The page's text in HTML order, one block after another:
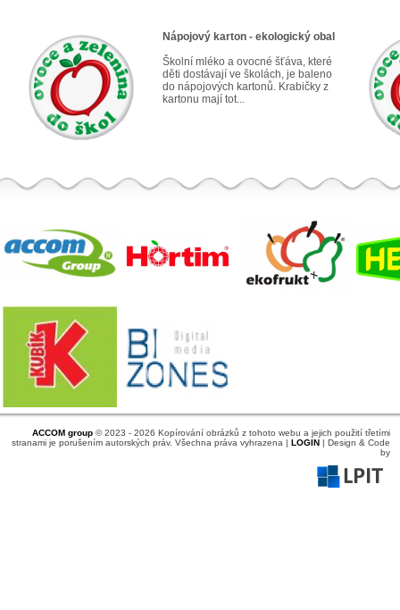
Nápojový karton - ekologický obal
Školní mléko a ovocné šťáva, které
děti dostávají ve školách, je baleno
do nápojových kartonů. Krabičky z
kartonu mají tot...
ACCOM group© 2023 - 2026 Kopírování obrázků z tohoto webu a jejich použití třetími
stranami je porušením autorských práv. Všechna práva vyhrazena | LOGIN| Design & Code
by